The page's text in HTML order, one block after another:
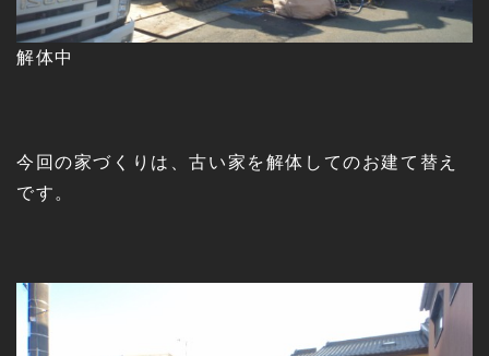
解体中
今回の家づくりは、古い家を解体してのお建て替え
です。